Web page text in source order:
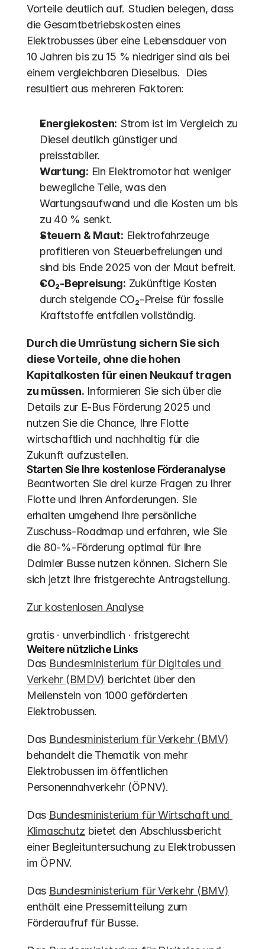
Vorteile deutlich auf. Studien belegen, dass
die Gesamtbetriebskosten eines
Elektrobusses über eine Lebensdauer von
10 Jahren bis zu 15 % niedriger sind als bei
einem vergleichbaren Dieselbus.  Dies
resultiert aus mehreren Faktoren:
Energiekosten: Strom ist im Vergleich zu
Diesel deutlich günstiger und
preisstabiler.
Wartung: Ein Elektromotor hat weniger
bewegliche Teile, was den
Wartungsaufwand und die Kosten um bis
zu 40 % senkt.
Steuern & Maut: Elektrofahrzeuge
profitieren von Steuerbefreiungen und
CO₂-Bepreisung: Zukünftige Kosten
durch steigende CO₂-Preise für fossile
Kraftstoffe entfallen vollständig.
Durch die Umrüstung sichern Sie sich
diese Vorteile, ohne die hohen
Kapitalkosten für einen Neukauf tragen
zu müssen. Informieren Sie sich über die
Details zur E-Bus Förderung 2025 und
nutzen Sie die Chance, Ihre Flotte
wirtschaftlich und nachhaltig für die
Zukunft aufzustellen.
Starten Sie Ihre kostenlose Förderanalyse
Beantworten Sie drei kurze Fragen zu Ihrer
Flotte und Ihren Anforderungen. Sie
erhalten umgehend Ihre persönliche
Zuschuss-Roadmap und erfahren, wie Sie
die 80-%-Förderung optimal für Ihre
Daimler Busse nutzen können. Sichern Sie
sich jetzt Ihre fristgerechte Antragstellung.
Zur kostenlosen Analyse
gratis · unverbindlich · fristgerecht
Weitere nützliche Links
Das Bundesministerium für Digitales und
Verkehr (BMDV) berichtet über den
Meilenstein von 1000 geförderten
Elektrobussen.
Das Bundesministerium für Verkehr (BMV)
behandelt die Thematik von mehr
Elektrobussen im öffentlichen
Personennahverkehr (ÖPNV).
Das Bundesministerium für Wirtschaft und
Klimaschutz bietet den Abschlussbericht
einer Begleituntersuchung zu Elektrobussen
im ÖPNV.
Das Bundesministerium für Verkehr (BMV)
enthält eine Pressemitteilung zum
Förderaufruf für Busse.